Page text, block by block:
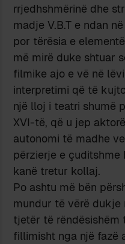
rrjedhshmërinë dhe
madje V.B.T e ndan
por tërësia e
më mirë duke shtuar
filmike ajo e vë në
interpretimi që të
një lloj i teatri shumë
XVI-të, që u jep
autonomi të madhe
përzierje e
kanë tretur kollaj.
Po ashtu më bën
mundur të vërë dukje
tjetër të rëndësishëm
fillimisht nga një fazë